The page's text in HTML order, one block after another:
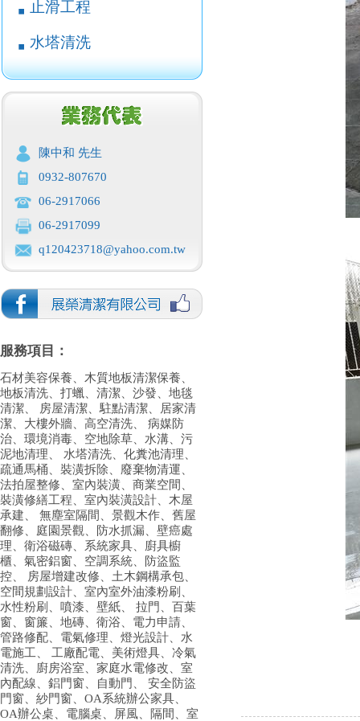
￭ 止滑工程
￭ 水塔清洗
陳中和 先生
0932-807670
06-2917066
06-2917099
q120423718@yahoo.com.tw
服務項目：
石材美容保養、木質地板清潔保養、
地板清洗、打蠟、清潔、沙發、地毯
清潔、 房屋清潔、駐點清潔、居家清
潔、大樓外牆、高空清洗、 病媒防
治、環境消毒、空地除草、水溝、污
泥地清理、 水塔清洗、化糞池清理、
疏通馬桶、裝潢拆除、廢棄物清運、
法拍屋整修、室內裝潢、商業空間、
裝潢修繕工程、室內裝潢設計、木屋
承建、 無塵室隔間、景觀木作、舊屋
翻修、庭園景觀、防水抓漏、壁癌處
理、衛浴磁磚、系統家具、廚具櫥
櫃、氣密鋁窗、空調系統、防盜監
控、 房屋增建改修、土木鋼構承包、
空間規劃設計、室內室外油漆粉刷、
水性粉刷、噴漆、壁紙、 拉門、百葉
窗、窗簾、地磚、衛浴、電力申請、
管路修配、電氣修理、燈光設計、水
電施工、 工廠配電、美術燈具、冷氣
清洗、廚房浴室、家庭水電修改、室
內配線、鋁門窗、自動門、 安全防盜
門窗、紗門窗、OA系統辦公家具、
OA辦公桌、電腦桌、屏風、隔間、室